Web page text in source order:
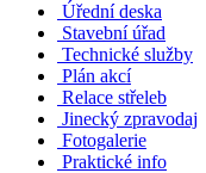
Úřední deska
Stavební úřad
Technické služby
Plán akcí
Relace střeleb
Jinecký zpravodaj
Fotogalerie
Praktické info